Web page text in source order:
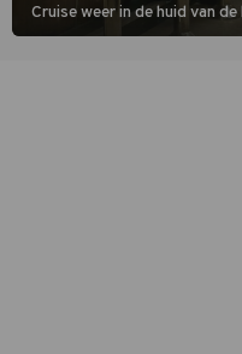
Cruise weer in de huid van